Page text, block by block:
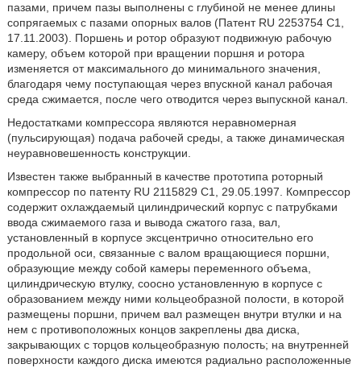
пазами, причем пазы выполнены с глубиной не менее длины
сопрягаемых с пазами опорных валов (Патент RU 2253754 C1,
17.11.2003). Поршень и ротор образуют подвижную рабочую
камеру, объем которой при вращении поршня и ротора
изменяется от максимального до минимального значения,
благодаря чему поступающая через впускной канал рабочая
среда сжимается, после чего отводится через выпускной канал.
Недостатками компрессора являются неравномерная
(пульсирующая) подача рабочей среды, а также динамическая
неуравновешенность конструкции.
Известен также выбранный в качестве прототипа роторный
компрессор по патенту RU 2115829 C1, 29.05.1997. Компрессор
содержит охлаждаемый цилиндрический корпус с патрубками
ввода сжимаемого газа и вывода сжатого газа, вал,
установленный в корпусе эксцентрично относительно его
продольной оси, связанные с валом вращающиеся поршни,
образующие между собой камеры переменного объема,
цилиндрическую втулку, соосно установленную в корпусе с
образованием между ними кольцеобразной полости, в которой
размещены поршни, причем вал размещен внутри втулки и на
нем с противоположных концов закреплены два диска,
закрывающих с торцов кольцеобразную полость; на внутренней
поверхности каждого диска имеются радиально расположенные